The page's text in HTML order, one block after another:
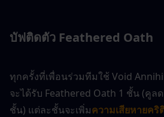
บัฟติดตัว Feathered Oath
ทุกครั้งที่เพื่อนร่วมทีมใช้ Void
จะได้รับ Feathered Oath 1 ชั้น (คูล
ชั้น) แต่ละชั้นจะเพิ่มความเสียหายคริ